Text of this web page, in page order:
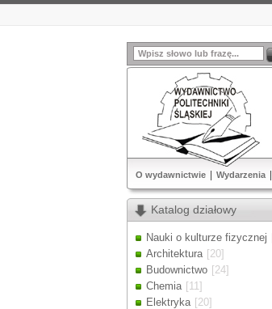
O wydawnictwie Wydarzenia
Katalog działowy
Nauki o kulturze fizycznej
Architektura [20]
Budownictwo [24]
Chemia [11]
Elektryka [20]